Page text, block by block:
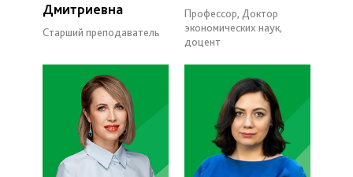
Дмитриевна
Старший преподаватель
Профессор, Доктор
экономических наук,
доцент